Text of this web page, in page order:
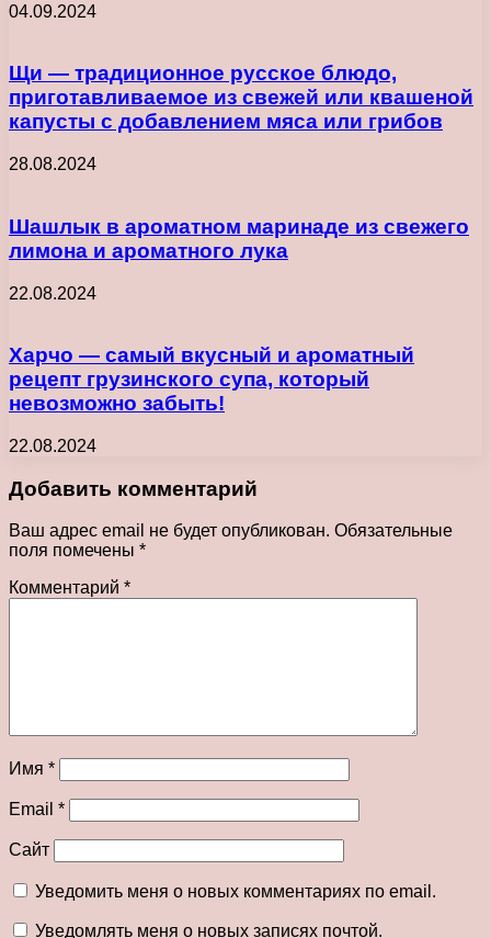
04.09.2024
Щи — традиционное русское блюдо,
приготавливаемое из свежей или квашеной
капусты с добавлением мяса или грибов
28.08.2024
Шашлык в ароматном маринаде из свежего
лимона и ароматного лука
22.08.2024
Харчо — самый вкусный и ароматный
рецепт грузинского супа, который
невозможно забыть!
22.08.2024
Добавить комментарий
Ваш адрес email не будет опубликован. Обязательные
поля помечены *
Комментарий *
Имя *
Email *
Сайт
Уведомить меня о новых комментариях по email.
Уведомлять меня о новых записях почтой.